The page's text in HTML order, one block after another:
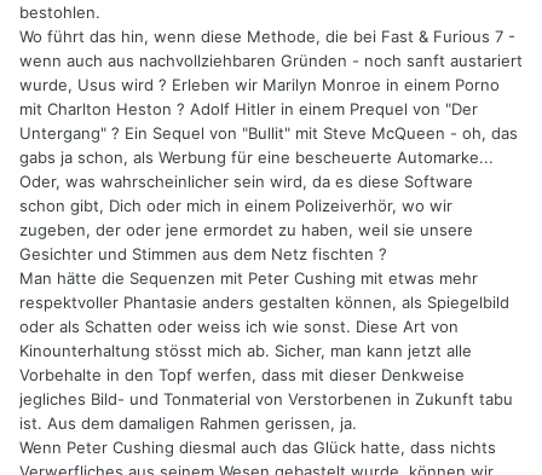
bestohlen.
Wo führt das hin, wenn diese Methode, die bei Fast & Furious 7 -
wenn auch aus nachvollziehbaren Gründen - noch sanft austariert
wurde, Usus wird ? Erleben wir Marilyn Monroe in einem Porno
mit Charlton Heston ? Adolf Hitler in einem Prequel von "Der
Untergang" ? Ein Sequel von "Bullit" mit Steve McQueen - oh, das
gabs ja schon, als Werbung für eine bescheuerte Automarke...
Oder, was wahrscheinlicher sein wird, da es diese Software
schon gibt, Dich oder mich in einem Polizeiverhör, wo wir
zugeben, der oder jene ermordet zu haben, weil sie unsere
Gesichter und Stimmen aus dem Netz fischten ?
Man hätte die Sequenzen mit Peter Cushing mit etwas mehr
respektvoller Phantasie anders gestalten können, als Spiegelbild
oder als Schatten oder weiss ich wie sonst. Diese Art von
Kinounterhaltung stösst mich ab. Sicher, man kann jetzt alle
Vorbehalte in den Topf werfen, dass mit dieser Denkweise
jegliches Bild- und Tonmaterial von Verstorbenen in Zukunft tabu
ist. Aus dem damaligen Rahmen gerissen, ja.
Wenn Peter Cushing diesmal auch das Glück hatte, dass nichts